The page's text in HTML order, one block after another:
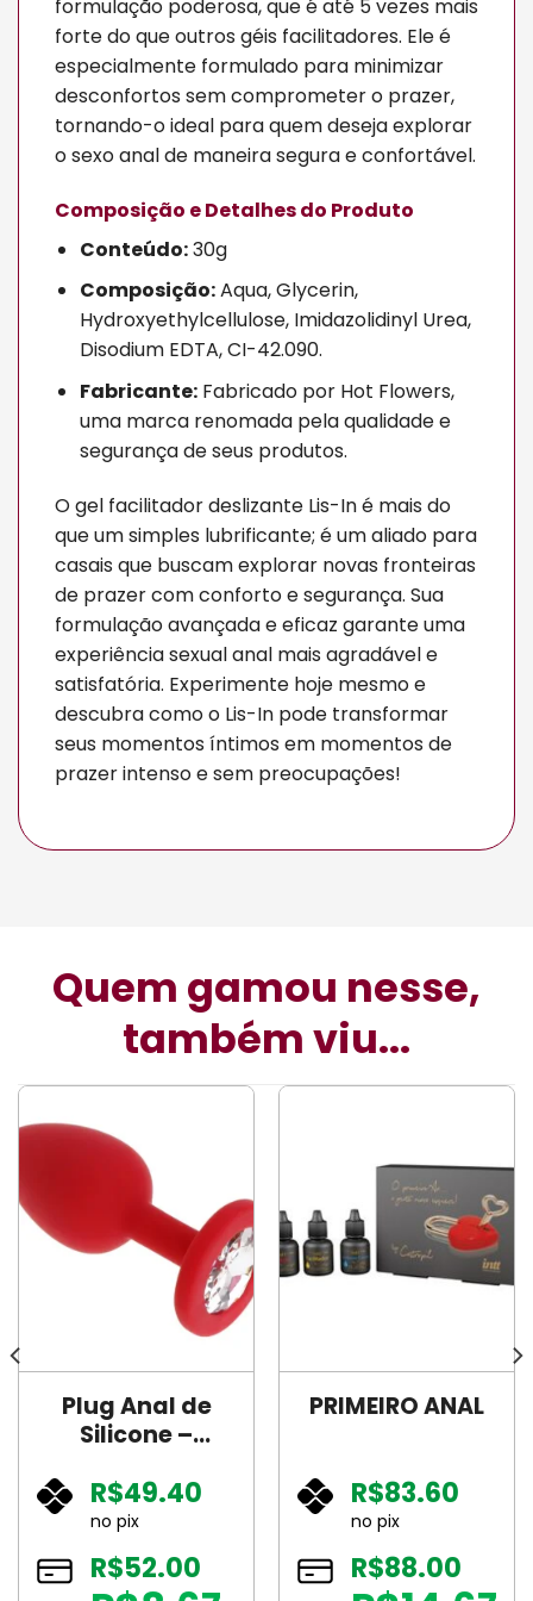
formulação poderosa, que é até 5 vezes mais
forte do que outros géis facilitadores. Ele é
especialmente formulado para minimizar
desconfortos sem comprometer o prazer,
tornando-o ideal para quem deseja explorar
o sexo anal de maneira segura e confortável.
Composição e Detalhes do Produto
Conteúdo:30g
Composição:Aqua, Glycerin,
Hydroxyethylcellulose, Imidazolidinyl Urea,
Disodium EDTA, CI-42.090.
Fabricante:Fabricado por Hot Flowers,
uma marca renomada pela qualidade e
segurança de seus produtos.
O gel facilitador deslizante Lis-In é mais do
que um simples lubrificante; é um aliado para
casais que buscam explorar novas fronteiras
de prazer com conforto e segurança. Sua
formulação avançada e eficaz garante uma
experiência sexual anal mais agradável e
satisfatória. Experimente hoje mesmo e
descubra como o Lis-In pode transformar
seus momentos íntimos em momentos de
prazer intenso e sem preocupações!
Quem gamou nesse,
também viu...
Plug Anal de
Silicone –
Cor: Vermelho +
Pedra
Transparente
7202
R$49.40
no pix
R$52.00
PRIMEIRO ANAL
R$83.60
no pix
R$88.00